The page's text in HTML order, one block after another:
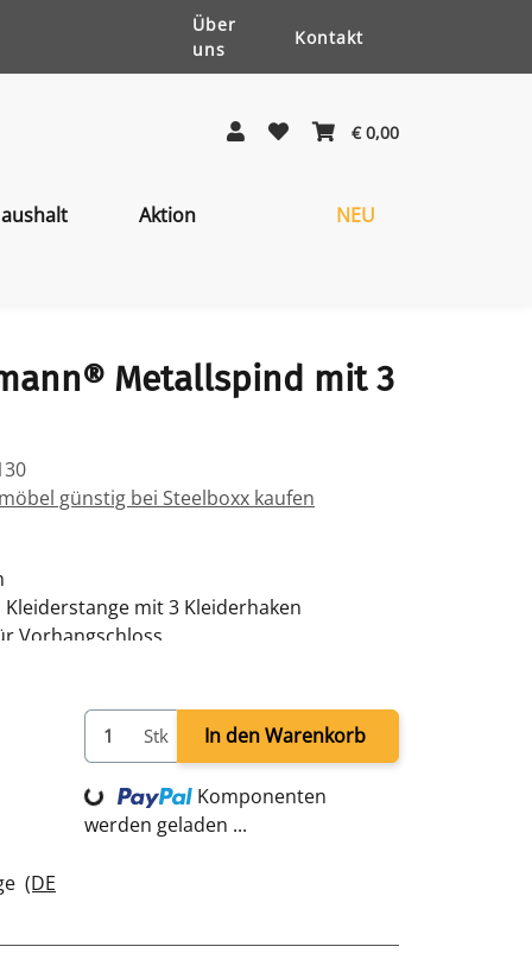
Über
uns
Kontakt
€ 0,00
Aktion NEU
Metallspind mit 3
günstig bei Steelboxx kaufen
mit 3 Kleiderhaken
Vorhangschloss
- sofort einsatzbereit
(DE
Stk In den Warenkorb
Loading...
Komponenten
werden geladen ...